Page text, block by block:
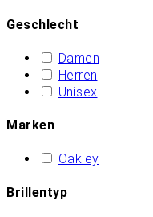
Geschlecht
Damen
Herren
Unisex
Marken
Oakley
Brillentyp